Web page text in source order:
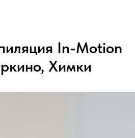
In-Motion
Химки